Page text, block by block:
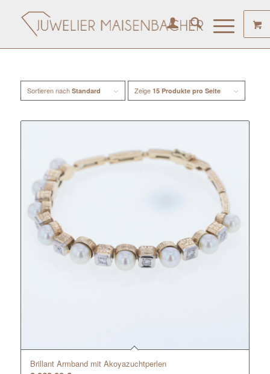
Sortieren nach Standard Zeige 15 Produkte pro Seite
Brillant Armband mit Akoyazuchtperlen